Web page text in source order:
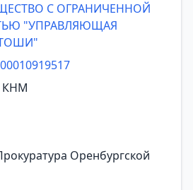
С ОГРАНИЧЕННОЙ
"УПРАВЛЯЮЩАЯ
КНМ
Оренбургской